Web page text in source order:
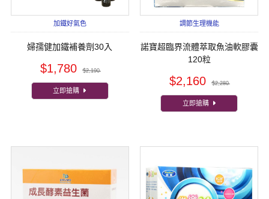
加鐵好氣色
婦孺健加鐵補養劑30入
$1,780 $2,190
立即搶購
調節生理機能
諾寶超臨界流體萃取魚油軟膠囊
120粒
$2,160 $2,280
立即搶購